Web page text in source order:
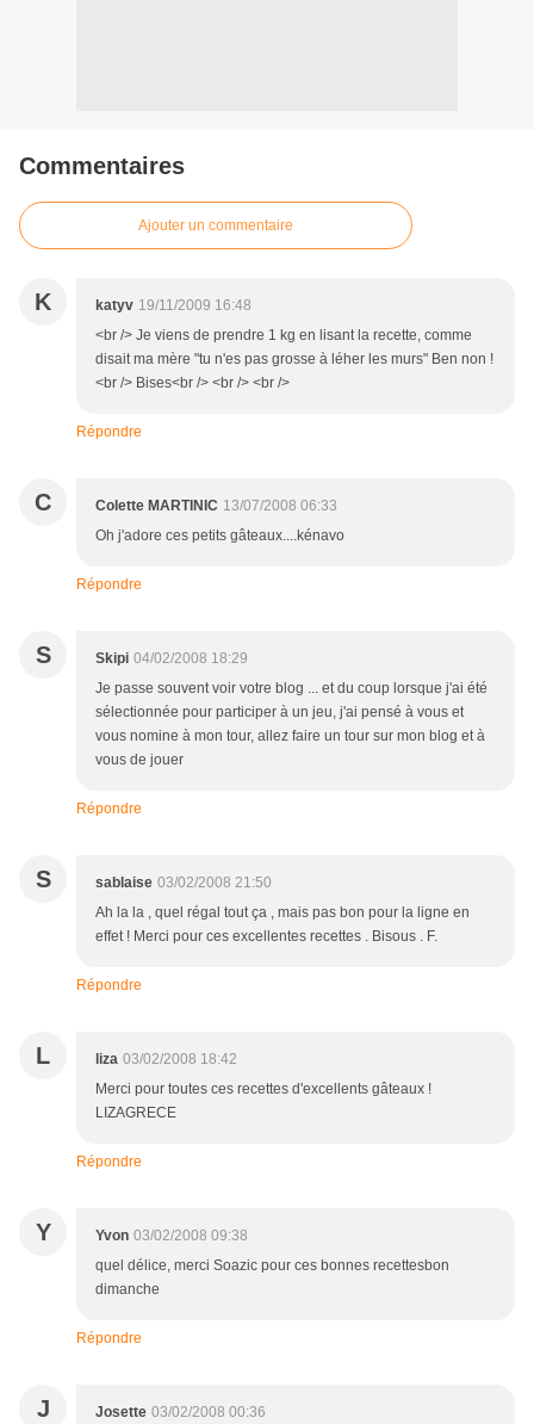
Commentaires
Ajouter un commentaire
K katyv 19/11/2009 16:48
<br /> Je viens de prendre 1 kg en lisant la recette, comme
disait ma mère "tu n'es pas grosse à léher les murs" Ben non !
<br /> Bises<br /> <br /> <br />
Répondre
C Colette MARTINIC 13/07/2008 06:33
Oh j'adore ces petits gâteaux....kénavo
Répondre
S Skipi 04/02/2008 18:29
Je passe souvent voir votre blog ... et du coup lorsque j'ai été
sélectionnée pour participer à un jeu, j'ai pensé à vous et
vous nomine à mon tour, allez faire un tour sur mon blog et à
vous de jouer
Répondre
S sablaise 03/02/2008 21:50
Ah la la , quel régal tout ça , mais pas bon pour la ligne en
effet ! Merci pour ces excellentes recettes . Bisous . F.
Répondre
L liza 03/02/2008 18:42
Merci pour toutes ces recettes d'excellents gâteaux !
LIZAGRECE
Répondre
Y Yvon 03/02/2008 09:38
quel délice, merci Soazic pour ces bonnes recettesbon
dimanche
Répondre
J Josette 03/02/2008 00:36